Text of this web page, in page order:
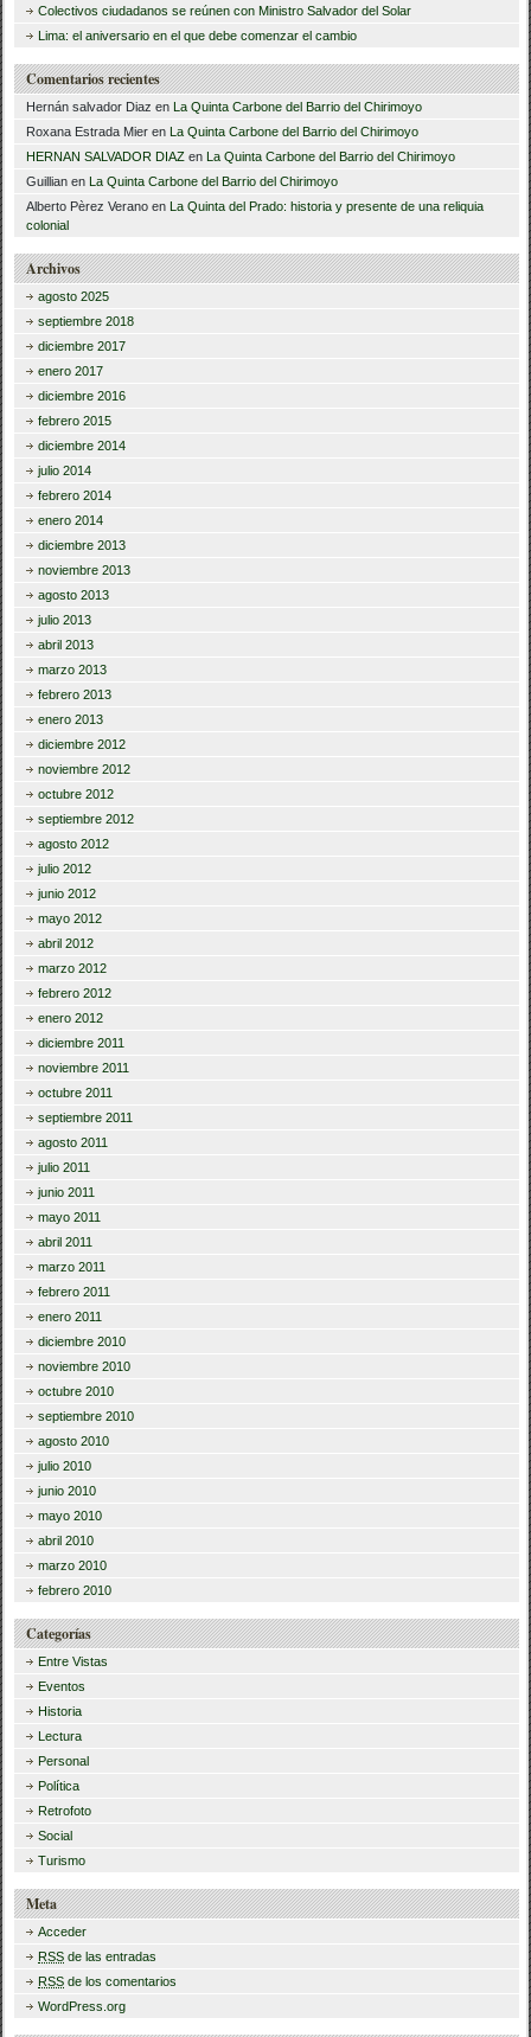
: Colectivos ciudadanos se reúnen con Ministro Salvador del Solar
Lima: el aniversario en el que debe comenzar el cambio
Comentarios recientes
Hernán salvador Diaz en La Quinta Carbone del Barrio del Chirimoyo
Roxana Estrada Mier en La Quinta Carbone del Barrio del Chirimoyo
HERNAN SALVADOR DIAZ en La Quinta Carbone del Barrio del Chirimoyo
Guillian en La Quinta Carbone del Barrio del Chirimoyo
Alberto Pèrez Verano en La Quinta del Prado: historia y presente de una reliquia
colonial
Archivos
agosto 2025
septiembre 2018
diciembre 2017
enero 2017
diciembre 2016
febrero 2015
diciembre 2014
julio 2014
febrero 2014
enero 2014
diciembre 2013
noviembre 2013
agosto 2013
julio 2013
abril 2013
marzo 2013
febrero 2013
enero 2013
diciembre 2012
noviembre 2012
octubre 2012
septiembre 2012
agosto 2012
julio 2012
junio 2012
mayo 2012
abril 2012
marzo 2012
febrero 2012
enero 2012
diciembre 2011
noviembre 2011
octubre 2011
septiembre 2011
agosto 2011
julio 2011
junio 2011
mayo 2011
abril 2011
marzo 2011
febrero 2011
enero 2011
diciembre 2010
noviembre 2010
octubre 2010
septiembre 2010
agosto 2010
julio 2010
junio 2010
mayo 2010
abril 2010
marzo 2010
febrero 2010
Categorías
Entre Vistas
Eventos
Historia
Lectura
Personal
Política
Retrofoto
Social
Turismo
Meta
Acceder
RSS de las entradas
RSS de los comentarios
WordPress.org